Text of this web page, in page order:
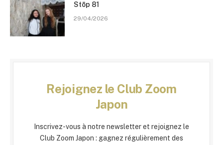
Stōp 81
29/04/2026
Rejoignez le Club Zoom
Japon
Inscrivez-vous à notre newsletter et rejoignez le
Club Zoom Japon : gagnez régulièrement des